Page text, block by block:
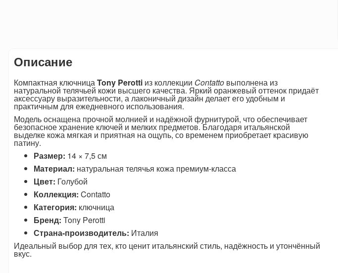
Описание
Компактная ключницаTony Perottiиз коллекции Contattoвыполнена из
натуральной телячьей кожи высшего качества. Яркий оранжевый оттенок придаёт
аксессуару выразительности, а лаконичный дизайн делает его удобным и
практичным для ежедневного использования.
Модель оснащена прочной молнией и надёжной фурнитурой, что обеспечивает
безопасное хранение ключей и мелких предметов. Благодаря итальянской
выделке кожа мягкая и приятная на ощупь, со временем приобретает красивую
патину.
Размер: 14 × 7,5 см
Материал: натуральная телячья кожа премиум-класса
Цвет: Голубой
Коллекция: Contatto
Категория: ключница
Бренд: Tony Perotti
Страна-производитель: Италия
Идеальный выбор для тех, кто ценит итальянский стиль, надёжность и утончённый
вкус.